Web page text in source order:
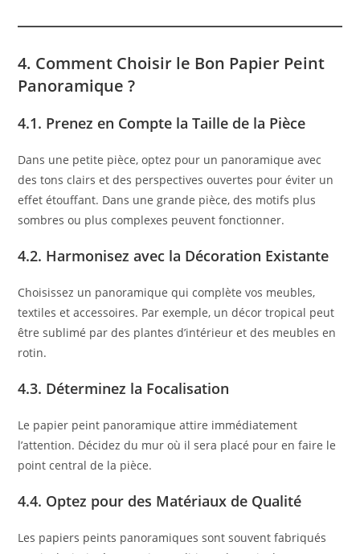
4. Comment Choisir le Bon Papier Peint
Panoramique ?
4.1. Prenez en Compte la Taille de la Pièce
Dans une petite pièce, optez pour un panoramique avec
des tons clairs et des perspectives ouvertes pour éviter un
effet étouffant. Dans une grande pièce, des motifs plus
sombres ou plus complexes peuvent fonctionner.
4.2. Harmonisez avec la Décoration Existante
Choisissez un panoramique qui complète vos meubles,
textiles et accessoires. Par exemple, un décor tropical peut
être sublimé par des plantes d’intérieur et des meubles en
rotin.
4.3. Déterminez la Focalisation
Le papier peint panoramique attire immédiatement
l’attention. Décidez du mur où il sera placé pour en faire le
point central de la pièce.
4.4. Optez pour des Matériaux de Qualité
Les papiers peints panoramiques sont souvent fabriqués